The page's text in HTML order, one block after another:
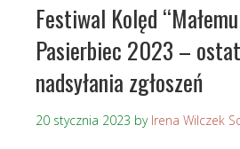
Festiwal Kolęd
Pasierbiec 2023 –
nadsyłania zgłoszeń
20 stycznia 2023 by Irena Wilczek